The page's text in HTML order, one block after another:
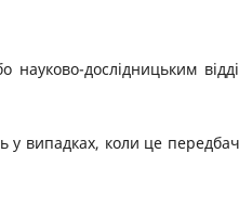
науково-дослідницьким
у випадках, коли це